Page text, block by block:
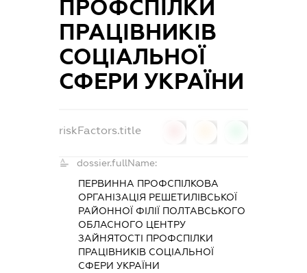
ПРОФСПІЛКИ
ПРАЦІВНИКІВ
СОЦІАЛЬНОЇ
СФЕРИ УКРАЇНИ
riskFactors.title
dossier.fullName:
ПЕРВИННА ПРОФСПІЛКОВА
ОРГАНІЗАЦІЯ РЕШЕТИЛІВСЬКОЇ
РАЙОННОЇ ФІЛІЇ ПОЛТАВСЬКОГО
ОБЛАСНОГО ЦЕНТРУ
ЗАЙНЯТОСТІ ПРОФСПІЛКИ
ПРАЦІВНИКІВ СОЦІАЛЬНОЇ
СФЕРИ УКРАЇНИ